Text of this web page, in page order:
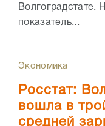
Волгоградстате.
показатель...
Экономика
Росстат:
вошла в
средней